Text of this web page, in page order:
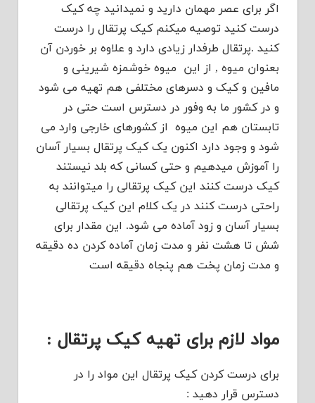
اگر برای عصر مهمان دارید و نمیدانید چه کیک
درست کنید توصیه میکنم کیک پرتقال را درست
کنید .پرتقال طرفدار زیادی دارد و علاوه بر خوردن آن
بعنوان میوه , از این میوه خوشمزه شیرینی و
مافین و کیک و دسرهای مختلفی هم تهیه می شود
و در کشور ما به وفور در دسترس است حتی در
تابستان هم این میوه از کشورهای خارجی وارد می
شود و وجود دارد اکنون یک کیک پرتقال بسیار آسان
را آموزش میدهیم و حتی کسانی که بلد نیستند
کیک درست کنند این کیک پرتقالی را میتوانند به
راحتی درست کنند در یک کلام این کیک پرتقالی
بسیار آسان و زود آماده می شود. این مقدار برای
شش تا هشت نفر و مدت زمان آماده کردن ده دقیقه
و مدت زمان پخت هم پنجاه دقیقه است
مواد لازم برای تهیه کیک پرتقال :
برای درست کردن کیک پرتقال این مواد را در
دسترس قرار دهید :